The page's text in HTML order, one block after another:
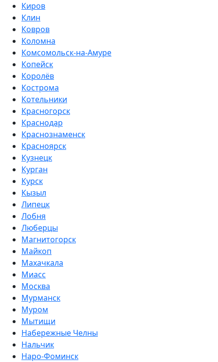
Киров
Клин
Ковров
Коломна
Комсомольск-на-Амуре
Копейск
Королёв
Кострома
Котельники
Красногорск
Краснодар
Краснознаменск
Красноярск
Кузнецк
Курган
Курск
Кызыл
Липецк
Лобня
Люберцы
Магнитогорск
Майкоп
Махачкала
Миасс
Москва
Мурманск
Муром
Мытищи
Набережные Челны
Нальчик
Наро-Фоминск